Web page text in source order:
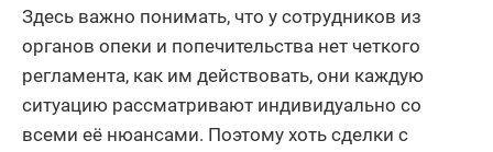
Здесь важно понимать, что у сотрудников из
органов опеки и попечительства нет четкого
регламента, как им действовать, они каждую
ситуацию рассматривают индивидуально со
всеми её нюансами. Поэтому хоть сделки с